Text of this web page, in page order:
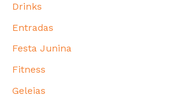
Drinks
Entradas
Festa Junina
Fitness
Geleias